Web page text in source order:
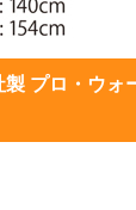
プロ・ウォ